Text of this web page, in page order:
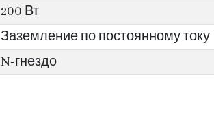
200 Вт
Заземление по постоянному току
N-гнездо